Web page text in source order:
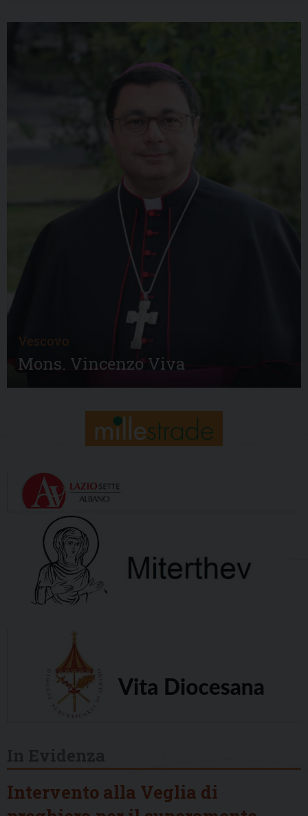
Vescovo
Mons. Vincenzo Viva
Intervento alla Veglia di